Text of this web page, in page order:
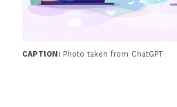
CAPTION: Photo taken from ChatGPT